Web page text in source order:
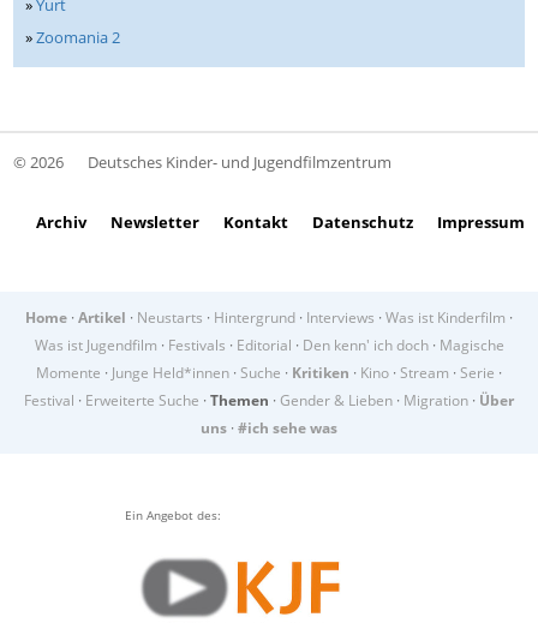
»Yurt
»Zoomania 2
© 2026 Deutsches Kinder- und Jugendfilmzentrum
Archiv Newsletter Kontakt Datenschutz Impressum
Home · Artikel · Neustarts · Hintergrund · Interviews · Was ist Kinderfilm ·
Was ist Jugendfilm · Festivals · Editorial · Den kenn' ich doch· Magische
Momente · Junge Held*innen · Suche · Kritiken · Kino · Stream · Serie ·
Festival · Erweiterte Suche · Themen · Gender & Lieben · Migration · Über
uns · #ich sehe was
Ein Angebot des: